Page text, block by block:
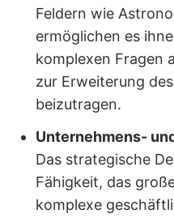
Feldern wie
ermöglichen es
komplexen Fragen
zur Erweiterung
beizutragen.
Unternehmens-
Das strategische
Fähigkeit, das
komplexe